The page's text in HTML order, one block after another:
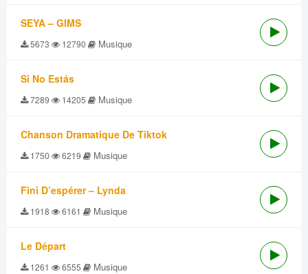
SEYA – GIMS
5673 12790 Musique
Si No Estás
7289 14205 Musique
Chanson Dramatique De Tiktok
1750 6219 Musique
Fini D’espérer – Lynda
1918 6161 Musique
Le Départ
1261 6555 Musique